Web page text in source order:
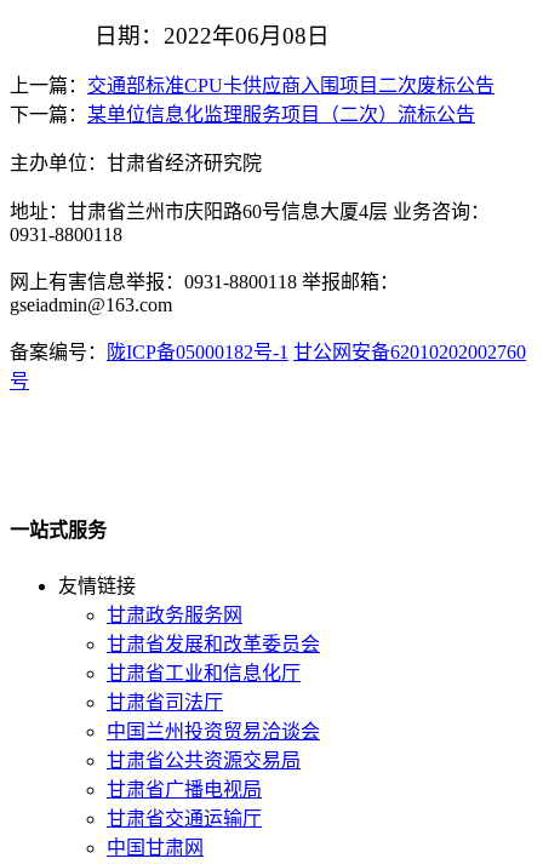
日期： 2022年06月 08 日
上一篇： 交通部标准CPU卡供应商入围项目二次废标公告
下一篇： 某单位信息化监理服务项目（二次）流标公告
主办单位：甘肃省经济研究院
地址：甘肃省兰州市庆阳路60号信息大厦4层 业务咨询：
0931-8800118
网上有害信息举报：0931-8800118 举报邮箱：
gseiadmin@163.com
备案编号： 陇ICP备05000182号-1 甘公网安备62010202002760
号
一站式服务
友情链接
甘肃政务服务网
甘肃省发展和改革委员会
甘肃省工业和信息化厅
甘肃省司法厅
中国兰州投资贸易洽谈会
甘肃省公共资源交易局
甘肃省广播电视局
甘肃省交通运输厅
中国甘肃网